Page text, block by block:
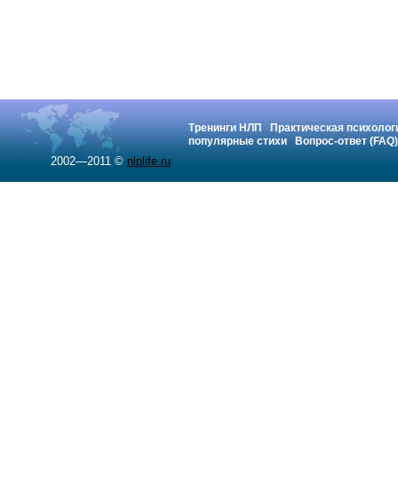
Тренинги НЛП
Практическая
популярные стихи
Вопрос-ответ (FAQ)
2002—2011 © nlplife.ru